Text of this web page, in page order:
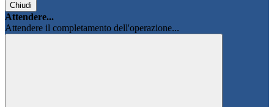
Chiudi
Attendere...
Attendere il completamento dell'operazione...